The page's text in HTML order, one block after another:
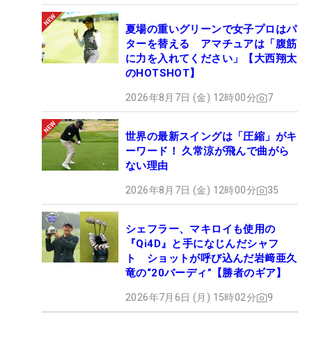
夏場の重いグリーンで女子プロはパ
ターを替える アマチュアは「腹筋
に力を入れてください」【大西翔太
のHOTSHOT】
2026年8月7日 (金) 12時00分 7
世界の最新スイングは「圧縮」がキ
ーワード！ 久常涼が飛んで曲がら
ない理由
2026年8月7日 (金) 12時00分 35
シェフラー、マキロイも使用の
『Qi4D』と手になじんだシャフ
ト ショットが呼び込んだ岩﨑亜久
竜の“20バーディ”【勝者のギア】
2026年7月6日 (月) 15時02分 9